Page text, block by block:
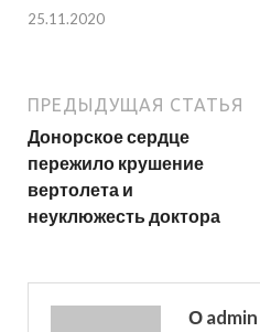
25.11.2020
ПРЕДЫДУЩАЯ СТАТЬЯ
Донорское сердце
пережило крушение
вертолета и
неуклюжесть доктора
О admin